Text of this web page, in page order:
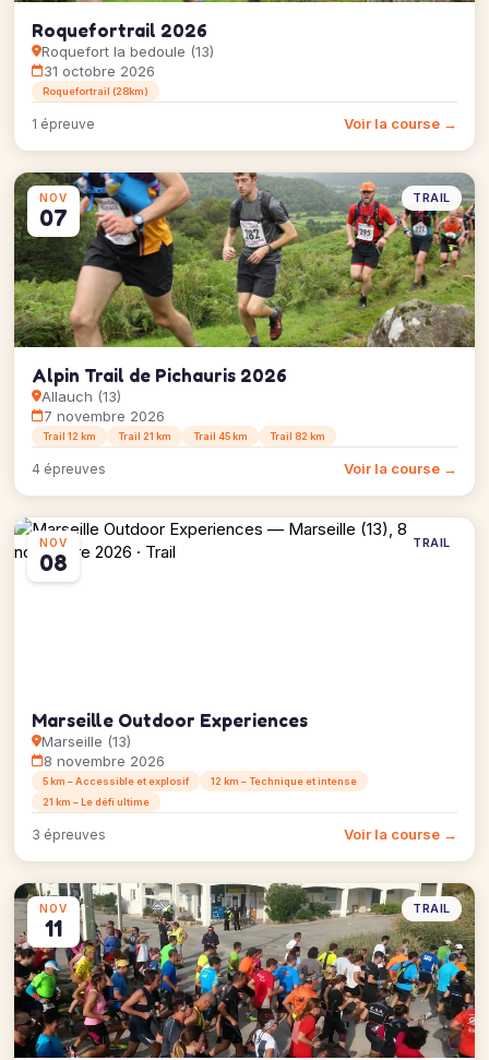
Roquefortrail 2026
Roquefort la bedoule (13)
31 octobre 2026
Roquefortrail (28km)
1 épreuve Voir la course →
NOV
07
TRAIL
Alpin Trail de Pichauris 2026
Allauch (13)
7 novembre 2026
Trail 12 km Trail 21 km Trail 45 km Trail 82 km
4 épreuves Voir la course →
NOV
08
TRAIL
Marseille Outdoor Experiences
Marseille (13)
8 novembre 2026
5 km – Accessible et explosif
12 km – Technique et intense
21 km – Le défi ultime
3 épreuves Voir la course →
NOV
11
TRAIL